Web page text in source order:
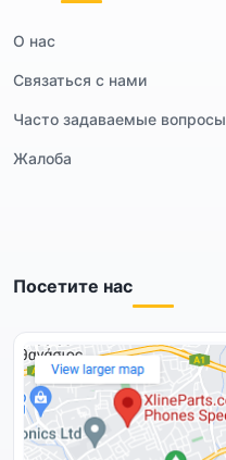
О нас
Связаться с нами
Часто задаваемые вопросы
Жалоба
Посетите нас